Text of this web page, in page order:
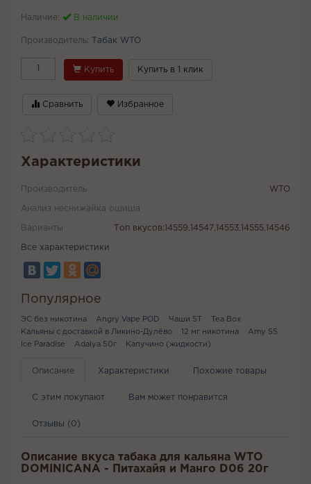
Наличие: В наличии
Производитель: Табак WTO
Купить Купить в 1 клик
Сравнить Избранное
Характеристики
Производитель WTO
Анализ неснижайка ошиша
Варианты Топ вкусов:14559,14547,14553,14555,14546
Все характеристики
Популярное
ЭС без никотина Angry Vape POD Чаши ST
Tea Box
Кальяны с доставкой в Ликино-Дулёво
12 мг никотина
Amy SS
Ice Paradise
Adalya 50г Капучино (жидкости)
Описание Характеристики Похожие товары
С этим покупают Вам может понравится
Отзывы (0)
Описание вкуса табака для кальяна WTO
DOMINICANA - Питахайя и Манго D06 20г